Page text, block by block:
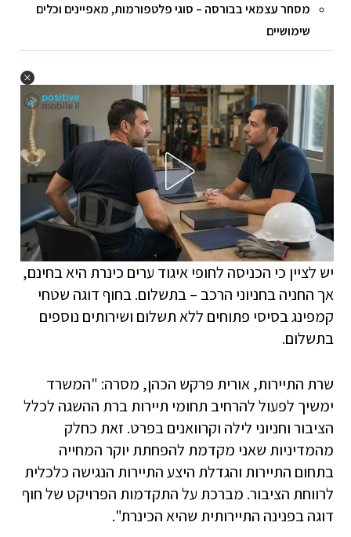
מסחר עצמאי בבורסה – סוגי פלטפורמות, מאפיינים וכלים
שימושיים
יש לציין כי הכניסה לחופי איגוד ערים כינרת היא בחינם,
אך החניה בחניוני הרכב – בתשלום. בחוף דוגה שטחי
קמפינג בסיסי פתוחים ללא תשלום ושירותים נוספים
בתשלום.
שרת התיירות, אורית פרקש הכהן, מסרה: "המשרד
ימשיך לפעול להרחיב תחומי תיירות ברת ההשגה לכלל
הציבור וחניוני לילה וקרוואנים בפרט. זאת כחלק
מהמדיניות שאני מקדמת להפחתת יוקר המחייה
בתחום התיירות והגדלת היצע התיירות הנגישה כלכלית
לרווחת הציבור. מברכת על התקדמות הפרויקט של חוף
דוגה בפנינה התיירותית שהיא הכינרת".